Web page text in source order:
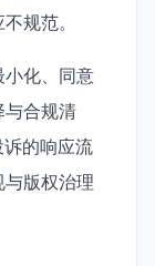
规范。
化、同意
合规清
的响应流
版权治理